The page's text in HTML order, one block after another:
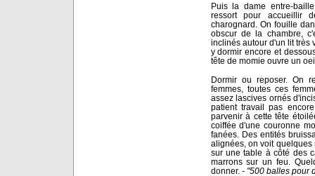
Puis la dame entre-
ressort pour accueillir
charognard. On fouille
obscur de la chambre,
inclinés autour d'un lit très
y dormir encore et
tête de momie ouvre un
Dormir ou reposer. On
femmes, toutes ces
assez lascives ornés
patient travail pas
parvenir à cette tête
coiffée d'une couronne
fanées. Des entités
alignées, on voit quelques
sur une table à côté des
marrons sur un feu.
donner. - "500 balles pour